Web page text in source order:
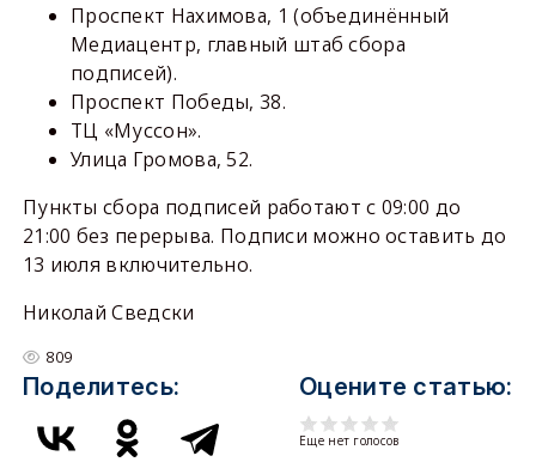
Проспект Нахимова, 1 (объединённый
Медиацентр, главный штаб сбора
подписей).
Проспект Победы, 38.
ТЦ «Муссон».
Улица Громова, 52.
Пункты сбора подписей работают с 09:00 до
21:00 без перерыва. Подписи можно оставить до
13 июля включительно.
Николай Сведски
809
Поделитесь: Оцените статью:
Еще нет голосов